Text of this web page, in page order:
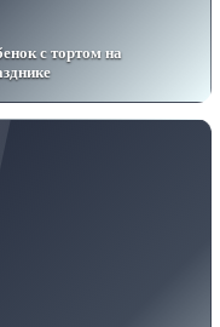
с тортом на